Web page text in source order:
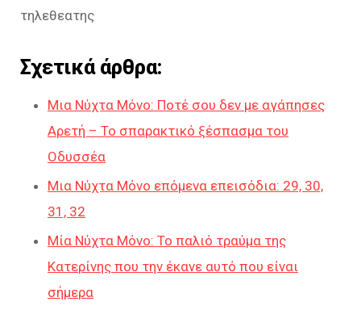
τηλεθεατης
Σχετικά άρθρα:
Μια Νύχτα Μόνο: Ποτέ σου δεν με αγάπησες
Αρετή – Το σπαρακτικό ξέσπασμα του
Οδυσσέα
Μια Νύχτα Μόνο επόμενα επεισόδια: 29, 30,
31, 32
Μία Νύχτα Μόνο: Το παλιό τραύμα της
Κατερίνης που την έκανε αυτό που είναι
σήμερα